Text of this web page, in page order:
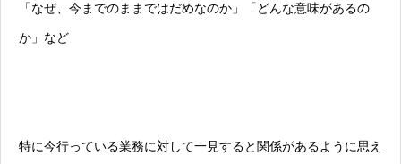
「なぜ、今までのままではだめなのか」「どんな意味があるの
か」など
特に今行っている業務に対して一見すると関係があるように思え